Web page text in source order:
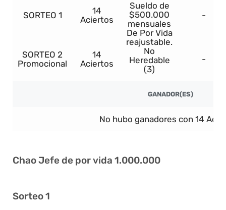
SORTEO 1
14
Aciertos
Sueldo de
$500.000
mensuales
De Por Vida
reajustable.
No
Heredable
(3)
-
SORTEO 2
Promocional
14
Aciertos
-
GANADOR(ES)
No hubo ganadores con 14
Chao Jefe de por vida 1.000.000
Sorteo 1